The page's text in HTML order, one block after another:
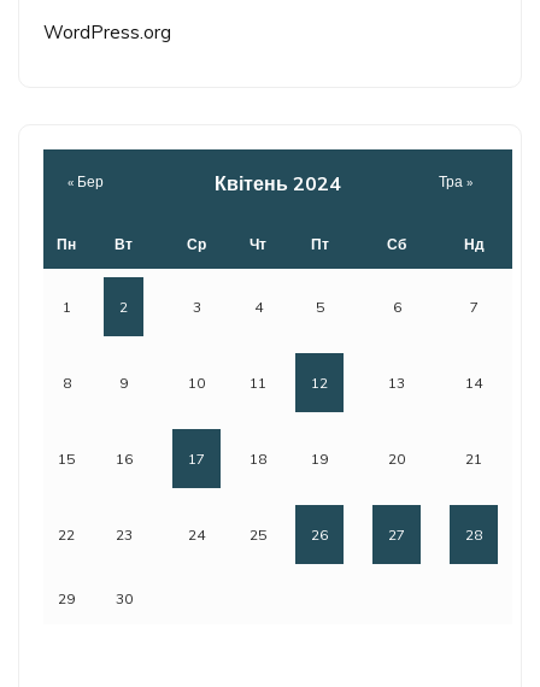
WordPress.org
Квітень 2024
Пн Вт Ср Чт Пт Сб Нд
1 2 3 4 5 6 7
8 9 10 11 12 13 14
15 16 17 18 19 20 21
22 23 24 25 26 27 28
29 30
« Бер Тра »